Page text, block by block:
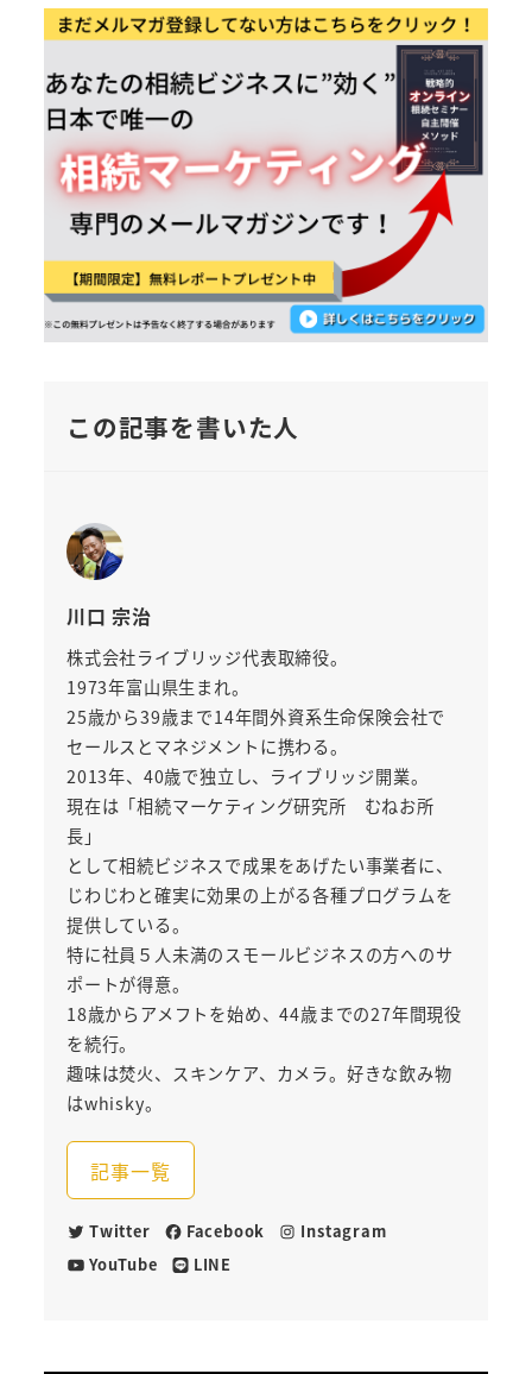
この記事を書いた人
川口 宗治
株式会社ライブリッジ代表取締役。
1973年富山県生まれ。
25歳から39歳まで14年間外資系生命保険会社で
セールスとマネジメントに携わる。
2013年、40歳で独立し、ライブリッジ開業。
現在は「相続マーケティング研究所 むねお所
長」
として相続ビジネスで成果をあげたい事業者に、
じわじわと確実に効果の上がる各種プログラムを
提供している。
特に社員５人未満のスモールビジネスの方へのサ
ポートが得意。
18歳からアメフトを始め、44歳までの27年間現役
を続行。
趣味は焚火、スキンケア、カメラ。好きな飲み物
はwhisky。
記事一覧
Twitter Facebook
Instagram
YouTube
LINE